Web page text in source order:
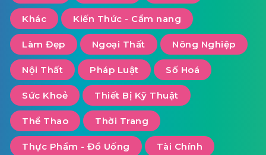
Khác Kiến Thức - Cẩm nang
Làm Đẹp Ngoại Thất Nông Nghiệp
Nội Thất Pháp Luật Số Hoá
Sức Khoẻ Thiết Bị Kỹ Thuật
Thể Thao Thời Trang
Thực Phẩm - Đồ Uống Tài Chính